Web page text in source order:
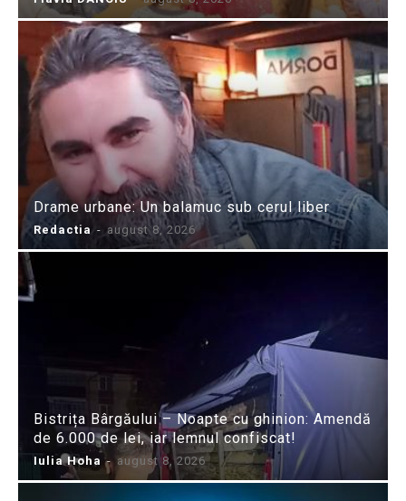
Drame urbane: Un balamuc sub cerul liber
Redactia - august 8, 2026
Bistrița Bârgăului – Noapte cu ghinion: Amendă
de 6.000 de lei, iar lemnul confiscat!
Iulia Hoha - august 8, 2026